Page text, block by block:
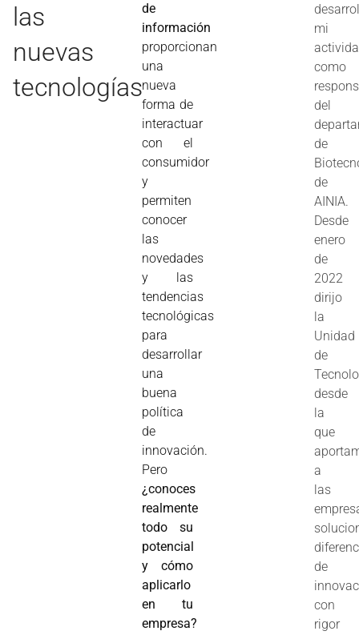
las
nuevas
tecnologías
de
información
proporcionan
una
nueva
forma de
interactuar
con el
consumidor
y
permiten
conocer
las
novedades
y las
tendencias
tecnológicas
para
desarrollar
una
buena
política
de
innovación.
Pero
¿conoces
realmente
todo su
potencial
y cómo
aplicarlo
en tu
empresa?
mi
como
del
de
de
AINIA.
Desde
enero
de
2022
dirijo
la
Unidad
de
desde
la
que
a
las
de
con
rigor